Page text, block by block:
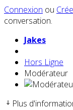
Connexion ou
conversation.
Jakes
Hors Ligne
Modérateur
Plus